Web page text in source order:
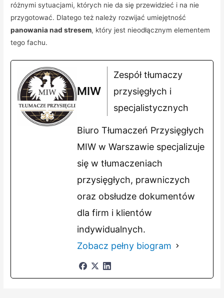
różnymi sytuacjami, których nie da się przewidzieć i na nie
przygotować. Dlatego też należy rozwijać umiejętność
panowania nad stresem, który jest nieodłącznym elementem
tego fachu.
MIW
Zespół tłumaczy
przysięgłych i
specjalistycznych
Biuro Tłumaczeń Przysięgłych
MIW w Warszawie specjalizuje
się w tłumaczeniach
przysięgłych, prawniczych
oraz obsłudze dokumentów
dla firm i klientów
indywidualnych.
Zobacz pełny biogram